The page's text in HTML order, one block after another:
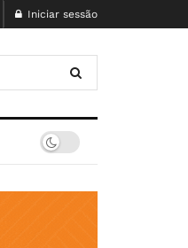
Iniciar sessão